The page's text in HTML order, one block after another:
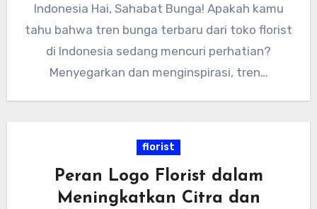
Indonesia Hai, Sahabat Bunga! Apakah kamu
tahu bahwa tren bunga terbaru dari toko florist
di Indonesia sedang mencuri perhatian?
Menyegarkan dan menginspirasi, tren…
florist
Peran Logo Florist dalam
Meningkatkan Citra dan